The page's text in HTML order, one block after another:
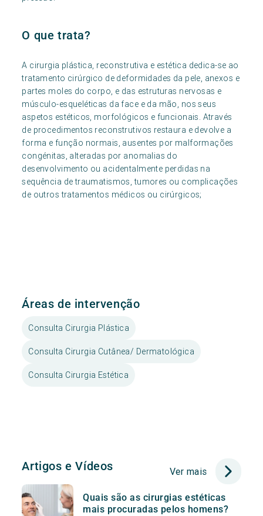
O que trata?
A cirurgia plástica, reconstrutiva e estética dedica-se ao
tratamento cirúrgico de deformidades da pele, anexos e
partes moles do corpo, e das estruturas nervosas e
músculo-esqueléticas da face e da mão, nos seus
aspetos estéticos, morfológicos e funcionais. Através
de procedimentos reconstrutivos restaura e devolve a
forma e função normais, ausentes por malformações
congénitas, alteradas por anomalias do
desenvolvimento ou acidentalmente perdidas na
sequência de traumatismos, tumores ou complicações
de outros tratamentos médicos ou cirúrgicos;
Áreas de intervenção
Consulta Cirurgia Plástica
Consulta Cirurgia Cutânea/ Dermatológica
Consulta Cirurgia Estética
Artigos e Vídeos Ver mais
Quais são as cirurgias estéticas
mais procuradas pelos homens?